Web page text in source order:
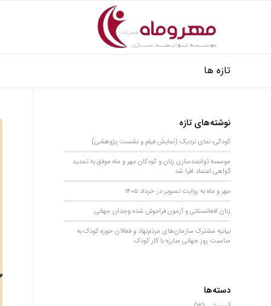
تازه ها
نوشته‌های تازه
کودکی؛ نمای نزدیک (نمایش فیلم و نشست پژوهشی)
موسسه توانمندسازی زنان و کودکان مهر و ماه موفق به تمدید
گواهی اعتماد افرا شد
مهر و ماه به روایت تصویر در خرداد 1405
زنان افغانستانی و آزمون فراموش شده وجدان جهانی
بیانیه مشترک سازمان‌های مردم‌نهاد و فعالان حوزه کودک به
مناسبت روز جهانی مبارزه با کار کودک
دسته‌ها